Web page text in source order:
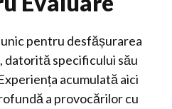
pentru desfășurarea
datorită specificului său
acumulată aici
a provocărilor cu